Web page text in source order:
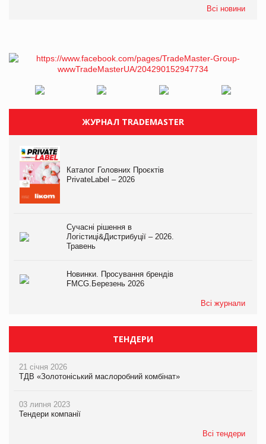
Всі новини
ЖУРНАЛ TRADEMASTER
Каталог Головних Проєктів
PrivateLabel – 2026
Сучасні рішення в
Логістиці&Дистрибуції – 2026.
Травень
Новинки. Просування брендів
FMCG.Березень 2026
Всі журнали
ТЕНДЕРИ
21 січня 2026
ТДВ «Золотоніський маслоробний комбінат»
03 липня 2023
Тендери компанії
Всі тендери